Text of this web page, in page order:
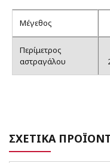
Μέγεθος
Περίμετρος
αστραγάλου
ΣΧΕΤΙΚΑ